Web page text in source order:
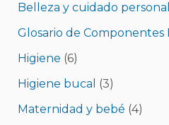
Belleza y cuidado personal
Glosario de Componentes
Higiene (6)
Higiene bucal (3)
Maternidad y bebé (4)